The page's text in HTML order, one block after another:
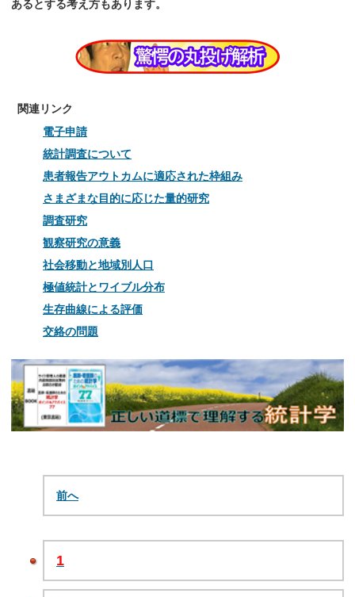
あるとする考え方もあります。
関連リンク
電子申請
統計調査について
患者報告アウトカムに適応された枠組み
さまざまな目的に応じた量的研究
調査研究
観察研究の意義
社会移動と地域別人口
極値統計とワイブル分布
生存曲線による評価
交絡の問題
前へ
1